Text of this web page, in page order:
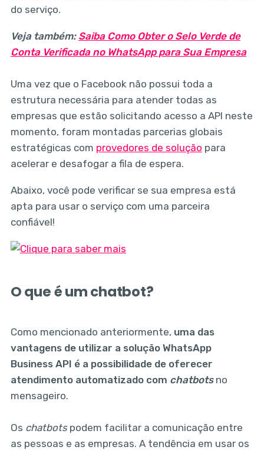
do serviço.
Veja também: Saiba Como Obter o Selo Verde de
Conta Verificada no WhatsApp para Sua Empresa
Uma vez que o Facebook não possui toda a
estrutura necessária para atender todas as
empresas que estão solicitando acesso a API neste
momento, foram montadas parcerias globais
estratégicas com provedores de solução para
acelerar e desafogar a fila de espera.
Abaixo, você pode verificar se sua empresa está
apta para usar o serviço com uma parceira
confiável!
O que é um chatbot?
Como mencionado anteriormente, uma das
vantagens de utilizar a solução WhatsApp
Business API é a possibilidade de oferecer
atendimento automatizado com chatbotsno
mensageiro.
Os chatbotspodem facilitar a comunicação entre
as pessoas e as empresas. A tendência em usar os